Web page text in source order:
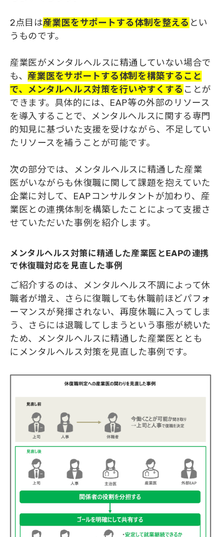
2点目は産業医をサポートする体制を整える とい
うものです。
産業医がメンタルヘルスに精通していない場合で
も、産業医をサポートする体制を構築すること
で、メンタルヘルス対策を行いやすくする ことが
できます。具体的には、EAP等の外部のリソース
を導入することで、メンタルヘルスに関する専門
的知見に基づいた支援を受けながら、不足してい
たリソースを補うことが可能です。
次の部分では、メンタルヘルスに精通した産業
医がいながらも休復職に関して課題を抱えていた
企業に対して、EAPコンサルタントが加わり、産
業医との連携体制を構築したことによって支援さ
せていただいた事例を紹介します。
メンタルヘルス対策に精通した産業医とEAPの連携
で休復職対応を見直した事例
ご紹介するのは、メンタルヘルス不調によって休
職者が増え、さらに復職しても休職前ほどパフォ
ーマンスが発揮されない、再度休職に入ってしま
う、さらには退職してしまうという事態が続いた
ため、メンタルヘルスに精通した産業医ととも
にメンタルヘルス対策を見直した事例です。